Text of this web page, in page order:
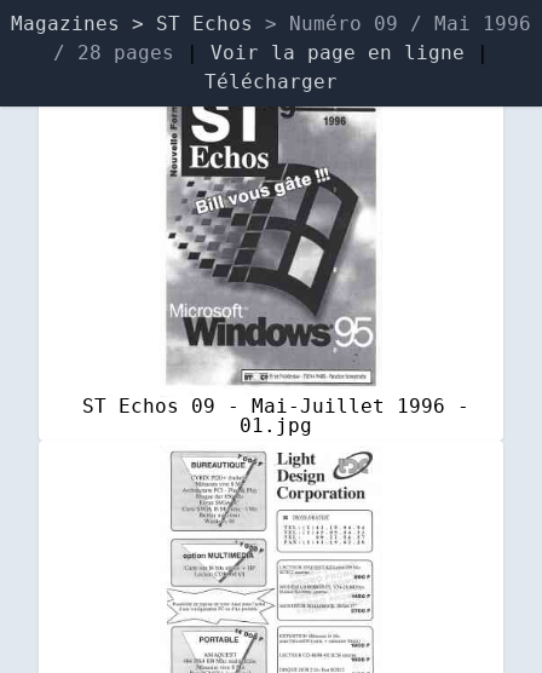
Magazines > ST Echos > Numéro 09 / Mai 1996
/ 28 pages
| Voir la page en ligne |
Télécharger
ST Echos 09 - Mai-Juillet 1996 -
01.jpg